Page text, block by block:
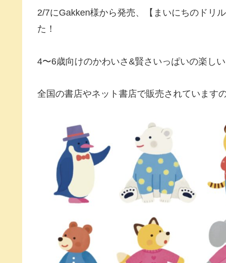
2/7にGakken様から発売、【まいにちのドリ
た！
4〜6歳向けのかわいさ&賢さいっぱいの楽しい
全国の書店やネット書店で販売されています